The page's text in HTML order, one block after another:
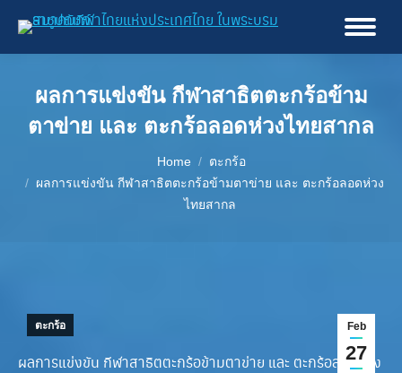
ผลการแข่งขัน กีฬาสาธิตตะกร้อข้าม
ตาข่าย และ ตะกร้อลอดห่วงไทยสากล
Home
ตะกร้อ
ผลการแข่งขัน กีฬาสาธิตตะกร้อข้ามตาข่าย และ ตะกร้อลอดห่วง
ไทยสากล
Feb
27
ตะกร้อ
ผลการแข่งขัน กีฬาสาธิตตะกร้อข้ามตาข่าย และ ตะกร้อลอดห่วง